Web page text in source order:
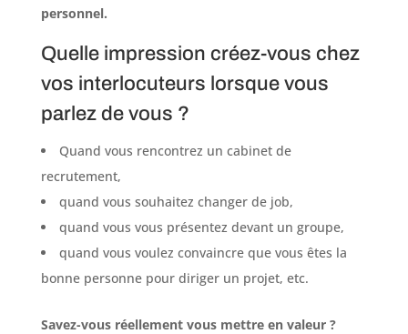
personnel.
Quelle impression créez-vous chez
vos interlocuteurs lorsque vous
parlez de vous ?
Quand vous rencontrez un cabinet de
recrutement,
quand vous souhaitez changer de job,
quand vous vous présentez devant un groupe,
quand vous voulez convaincre que vous êtes la
bonne personne pour diriger un projet, etc.
Savez-vous réellement vous mettre en valeur ?